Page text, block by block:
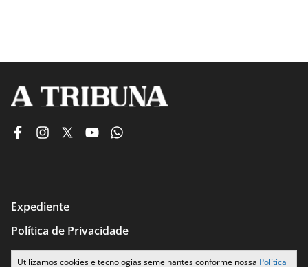
Utilizamos cookies e tecnologias semelhantes conforme nossa Política
Expediente
Política de Privacidade
Termos de Uso